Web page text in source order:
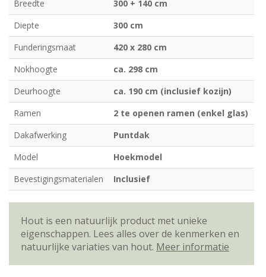
Breedte
300 + 140 cm
Diepte
300 cm
Funderingsmaat
420 x 280 cm
Nokhoogte
ca. 298 cm
Deurhoogte
ca. 190 cm (inclusief kozijn)
Ramen
2 te openen ramen (enkel glas)
Dakafwerking
Puntdak
Model
Hoekmodel
Bevestigingsmaterialen
Inclusief
Hout is een natuurlijk product met unieke
eigenschappen. Lees alles over de kenmerken en
natuurlijke variaties van hout. Meer informatie